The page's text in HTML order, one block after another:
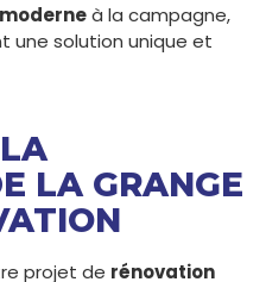
à la campagne,
une solution unique et
LA GRANGE
projet de rénovation